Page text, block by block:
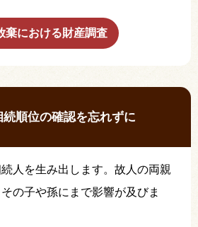
棄における財産調査
順位の確認を忘れずに
人を生み出します。故人の両親
の子や孫にまで影響が及びま